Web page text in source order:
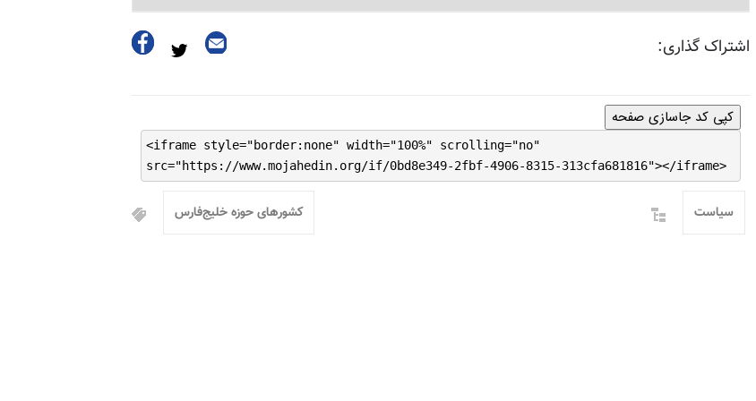
اشتراک گذاری:
کپی کد جاسازی صفحه
<iframe style="border:none" width="100%" scrolling="no"
src="https://www.mojahedin.org/if/0bd8e349-2fbf-4906-8315-313cfa681816"></iframe>
کشورهای حوزه خلیج‌فارس سیاست